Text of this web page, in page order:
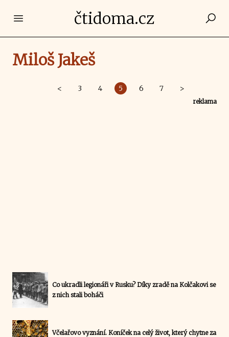
Open main menučtidoma.cz
Miloš Jakeš
< 3 4 5 6 7 >
reklama
Co ukradli legionáři v Rusku? Díky zradě na Kolčakovi se
z nich stali boháči
Včelařovo vyznání. Koníček na celý život, který chytne za